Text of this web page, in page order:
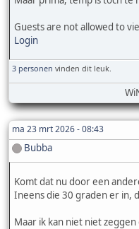
Guests are not allowed to
Login
3 personen vinden dit leuk.
ma 23 mrt 2026 - 08:43
Bubba
Komt dat nu door een
Ineens die 30 graden er in,
Maar ik kan niet niet